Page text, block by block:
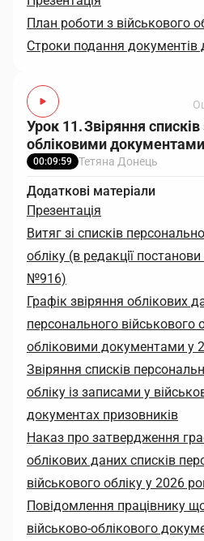
План роботи з військового
Строки подання
Урок 11. Звіряння
обліковими
00:09:59 Тетяна Донець
Додаткові матеріали
Презентація
Витяг зі списків
обліку (в редакції̈
№916)
Графік звіряння облікових
персонального військового
обліковими документами у
Звіряння списків
обліку із записами у
документах призовників
Наказ про затвердження
облікових даних списків
військового обліку у 2026
Повідомлення працівнику
військово-облікового